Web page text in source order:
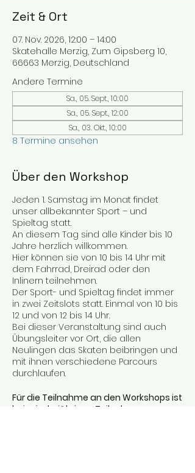
Zeit & Ort
07. Nov. 2026, 12:00 – 14:00
Skatehalle Merzig, Zum Gipsberg 10,
66663 Merzig, Deutschland
Andere Termine
Sa., 05. Sept., 10:00
Sa., 05. Sept., 12:00
Sa., 03. Okt., 10:00
8 Termine ansehen
Über den Workshop
Jeden 1. Samstag im Monat findet
unser allbekannter Sport – und
Spieltag statt.
An diesem Tag sind alle Kinder bis 10
Jahre herzlich willkommen.
Hier können sie von 10 bis 14 Uhr mit
dem Fahrrad, Dreirad oder den
Inlinern teilnehmen.
Der Sport- und Spieltag findet immer
in zwei Zeitslots statt. Einmal von 10 bis
12 und von 12 bis 14 Uhr.
Bei dieser Veranstaltung sind auch
Übungsleiter vor Ort, die allen
Neulingen das Skaten beibringen und
mit ihnen verschiedene Parcours
durchlaufen.
Für die Teilnahme an den Workshops ist
bei minderjährigen Teilnehmern von